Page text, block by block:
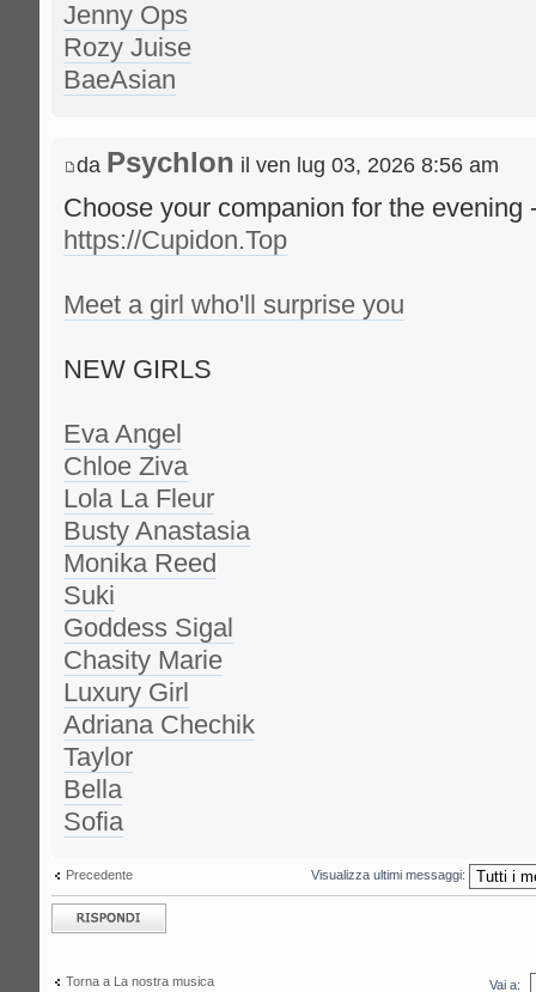
Jenny Ops
Rozy Juise
BaeAsian
da Psychlon il ven lug 03, 2026 8:56 am
Choose your companion for the evening
https://Cupidon.Top
Meet a girl who'll surprise you
NEW GIRLS
Eva Angel
Chloe Ziva
Lola La Fleur
Busty Anastasia
Monika Reed
Suki
Goddess Sigal
Chasity Marie
Luxury Girl
Adriana Chechik
Taylor
Bella
Sofia
Precedente Visualizza ultimi messaggi:
Rispondi al
messaggio
Torna a La nostra musica Vai a: